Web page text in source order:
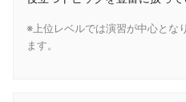
※上位レベルでは演習が中心とな
ます。